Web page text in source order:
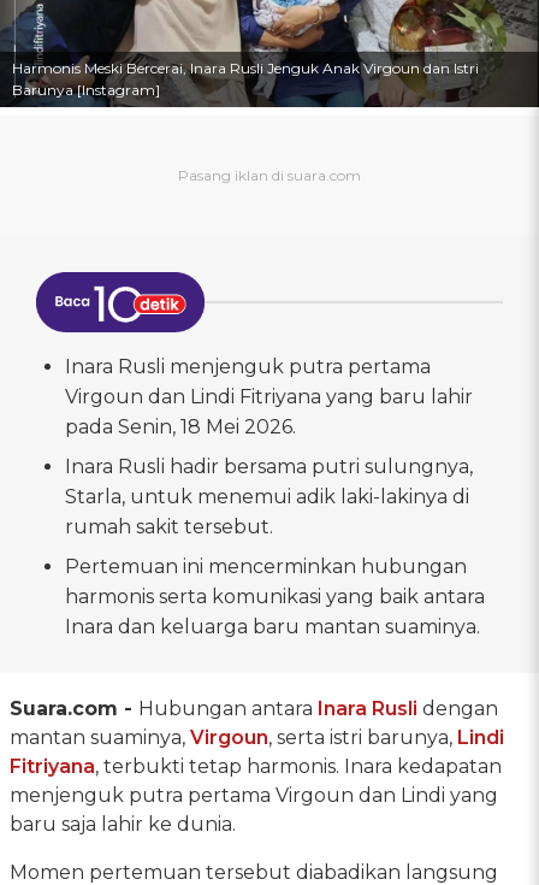
Harmonis Meski Bercerai, Inara Rusli Jenguk Anak Virgoun dan Istri
Barunya [Instagram]
Inara Rusli menjenguk putra pertama
Virgoun dan Lindi Fitriyana yang baru lahir
pada Senin, 18 Mei 2026.
Inara Rusli hadir bersama putri sulungnya,
Starla, untuk menemui adik laki-lakinya di
rumah sakit tersebut.
Pertemuan ini mencerminkan hubungan
harmonis serta komunikasi yang baik antara
Inara dan keluarga baru mantan suaminya.
Suara.com - Hubungan antara Inara Rusli dengan
mantan suaminya, Virgoun, serta istri barunya, Lindi
Fitriyana, terbukti tetap harmonis. Inara kedapatan
menjenguk putra pertama Virgoun dan Lindi yang
baru saja lahir ke dunia.
Momen pertemuan tersebut diabadikan langsung